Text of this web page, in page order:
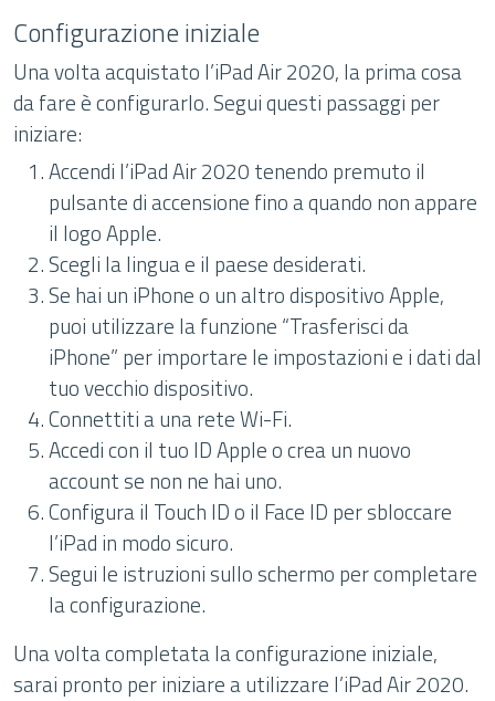
Configurazione iniziale
Una volta acquistato l’iPad Air 2020, la prima cosa
da fare è configurarlo. Segui questi passaggi per
iniziare:
Accendi l’iPad Air 2020 tenendo premuto il
pulsante di accensione fino a quando non appare
il logo Apple.
Scegli la lingua e il paese desiderati.
Se hai un iPhone o un altro dispositivo Apple,
puoi utilizzare la funzione “Trasferisci da
iPhone” per importare le impostazioni e i dati dal
tuo vecchio dispositivo.
Connettiti a una rete Wi-Fi.
Accedi con il tuo ID Apple o crea un nuovo
account se non ne hai uno.
Configura il Touch ID o il Face ID per sbloccare
l’iPad in modo sicuro.
Segui le istruzioni sullo schermo per completare
la configurazione.
Una volta completata la configurazione iniziale,
sarai pronto per iniziare a utilizzare l’iPad Air 2020.